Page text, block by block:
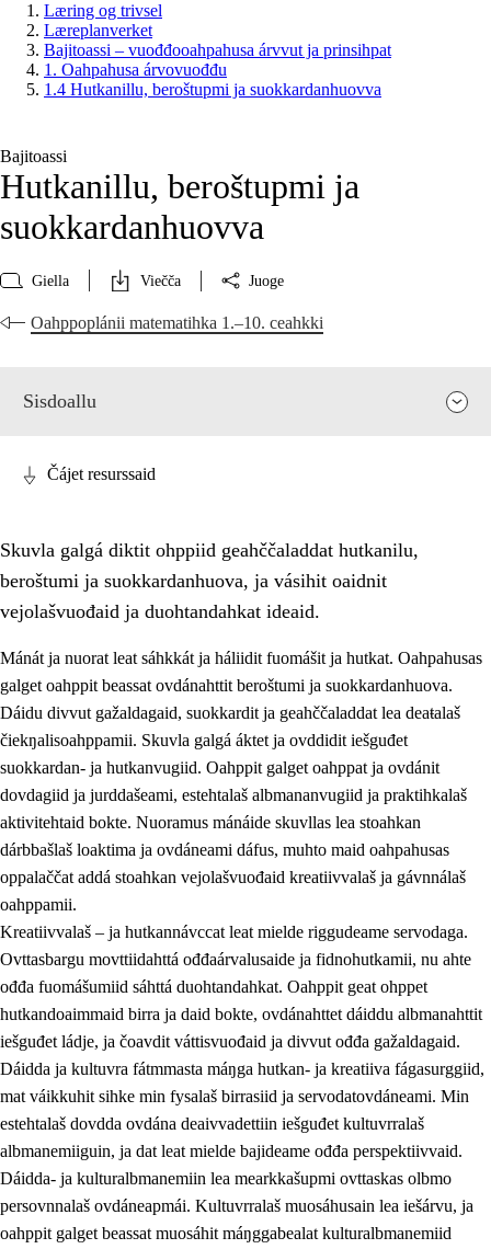
Læring og trivsel
Læreplanverket
Bajitoassi – vuođđooahpahusa árvvut ja prinsihpat
1. Oahpahusa árvovuođđu
1.4 Hutkanillu, beroštupmi ja suokkardanhuovva
Bajitoassi
Hutkanillu, beroštupmi ja
suokkardanhuovva
Giella Viečča Juoge
Oahppoplánii matematihka 1.–10. ceahkki
Sisdoallu
1. Oahpahusa árvovuođđu
1.1 Olmmošárvu
1.2 Identitehta ja kultuvrralaš girjáivuohta
1.3 Kritihkalaš jurddašeapmi ja ehtalaš diđolašvuohta
1.4 Hutkanillu, beroštupmi ja suokkardanhuovva
1.5
1.6 Demokratiija ja mielváikkuheapmi
Čájet resurssaid
Skuvla galgá diktit ohppiid geahččaladdat hutkanilu,
beroštumi ja suokkardanhuova, ja vásihit oaidnit
vejolašvuođaid ja duohtandahkat ideaid.
Mánát ja nuorat leat sáhkkát ja háliidit fuomášit ja hutkat. Oahpahusas
galget oahppit beassat ovdánahttit beroštumi ja suokkardanhuova.
Dáidu divvut gažaldagaid, suokkardit ja geahččaladdat lea deaŧalaš
čiekŋalisoahppamii. Skuvla galgá áktet ja ovddidit iešguđet
suokkardan- ja hutkanvugiid. Oahppit galget oahppat ja ovdánit
dovdagiid ja jurddašeami, estehtalaš albmananvugiid ja praktihkalaš
aktivitehtaid bokte. Nuoramus mánáide skuvllas lea stoahkan
dárbbašlaš loaktima ja ovdáneami dáfus, muhto maid oahpahusas
oppalaččat addá stoahkan vejolašvuođaid kreatiivvalaš ja gávnnálaš
oahppamii.
Kreatiivvalaš – ja hutkannávccat leat mielde riggudeame servodaga.
Ovttasbargu movttiidahttá ođđaárvalusaide ja fidnohutkamii, nu ahte
ođđa fuomášumiid sáhttá duohtandahkat. Oahppit geat ohppet
hutkandoaimmaid birra ja daid bokte, ovdánahttet dáiddu albmanahttit
iešguđet ládje, ja čoavdit váttisvuođaid ja divvut ođđa gažaldagaid.
Dáidda ja kultuvra fátmmasta máŋga hutkan- ja kreatiiva fágasurggiid,
mat váikkuhit sihke min fysalaš birrasiid ja servodatovdáneami. Min
estehtalaš dovdda ovdána deaivvadettiin iešguđet kultuvrralaš
albmanemiiguin, ja dat leat mielde bajideame ođđa perspektiivvaid.
Dáidda- ja kulturalbmanemiin lea mearkkašupmi ovttaskas olbmo
persovnnalaš ovdáneapmái. Kultuvrralaš muosáhusain lea iešárvu, ja
oahppit galget beassat muosáhit máŋggabealat kulturalbmanemiid